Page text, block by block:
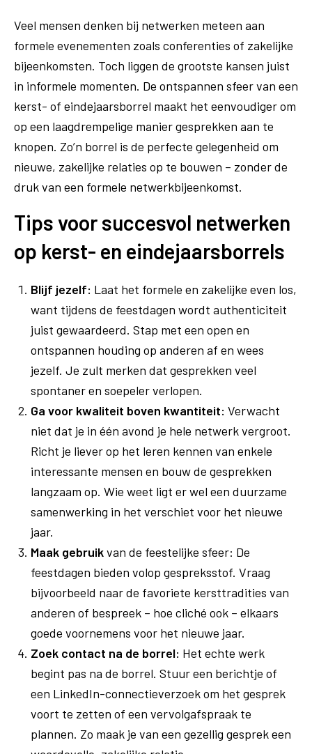
Veel mensen denken bij netwerken meteen aan
formele evenementen zoals conferenties of zakelijke
bijeenkomsten. Toch liggen de grootste kansen juist
in informele momenten. De ontspannen sfeer van een
kerst- of eindejaarsborrel maakt het eenvoudiger om
op een laagdrempelige manier gesprekken aan te
knopen. Zo’n borrel is de perfecte gelegenheid om
nieuwe, zakelijke relaties op te bouwen – zonder de
druk van een formele netwerkbijeenkomst.
Tips voor succesvol netwerken
op kerst- en eindejaarsborrels
Blijf jezelf: Laat het formele en zakelijke even los,
want tijdens de feestdagen wordt authenticiteit
juist gewaardeerd. Stap met een open en
ontspannen houding op anderen af en wees
jezelf. Je zult merken dat gesprekken veel
spontaner en soepeler verlopen.
Ga voor kwaliteit boven kwantiteit: Verwacht
niet dat je in één avond je hele netwerk vergroot.
Richt je liever op het leren kennen van enkele
interessante mensen en bouw de gesprekken
langzaam op. Wie weet ligt er wel een duurzame
samenwerking in het verschiet voor het nieuwe
jaar.
Maak gebruikvan de feestelijke sfeer: De
feestdagen bieden volop gespreksstof. Vraag
bijvoorbeeld naar de favoriete kersttradities van
anderen of bespreek – hoe cliché ook – elkaars
goede voornemens voor het nieuwe jaar.
Zoek contact na de borrel: Het echte werk
begint pas na de borrel. Stuur een berichtje of
een LinkedIn-connectieverzoek om het gesprek
voort te zetten of een vervolgafspraak te
plannen. Zo maak je van een gezellig gesprek een